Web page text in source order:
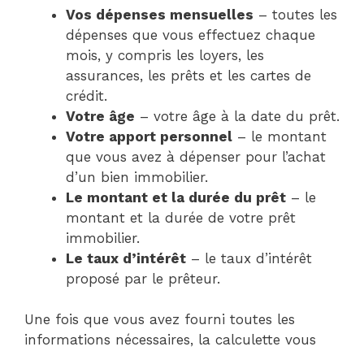
Vos dépenses mensuelles – toutes les
dépenses que vous effectuez chaque
mois, y compris les loyers, les
assurances, les prêts et les cartes de
crédit.
Votre âge – votre âge à la date du prêt.
Votre apport personnel – le montant
que vous avez à dépenser pour l’achat
d’un bien immobilier.
Le montant et la durée du prêt – le
montant et la durée de votre prêt
immobilier.
Le taux d’intérêt – le taux d’intérêt
proposé par le prêteur.
Une fois que vous avez fourni toutes les
informations nécessaires, la calculette vous